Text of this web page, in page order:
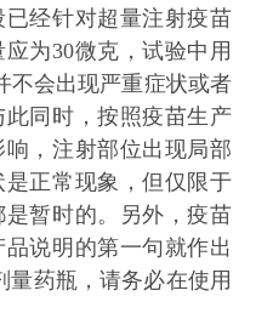
经针对超量注射疫苗
为30微克，试验中用
不会出现严重症状或者
同时，按照疫苗生产
，注射部位出现局部
正常现象，但仅限于
暂时的。另外，疫苗
说明的第一句就作出
量药瓶，请务必在使用